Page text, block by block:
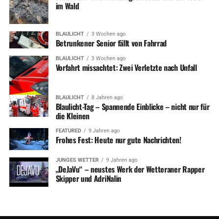
und möglichst viele Bürgerinnen und Bürger, die daran
teilnehmen wollen. Foto: Stadt Wetter (Ruhr).
ADVERTISEMENT
RELATED TOPICS:
UP NEXT
Wetter-Motive verschönern Stromkästen
DON'T MISS
Bauspielplatz: Kids gehen auf Weltreise
im Wald
BLAULICHT 3 Wochen ago
Betrunkener Senior fällt von Fahrrad
BLAULICHT 3 Wochen ago
Vorfahrt missachtet: Zwei Verletzte nach Unfall
BLAULICHT 8 Jahren ago
Blaulicht-Tag – Spannende Einblicke – nicht nur für
die Kleinen
FEATURED 9 Jahren ago
Frohes Fest: Heute nur gute Nachrichten!
JUNGES WETTER 9 Jahren ago
„DeJaVu“ – neustes Werk der Wetteraner Rapper
Skipper und AdriNalin